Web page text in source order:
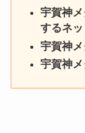
宇賀神
するネ
宇賀神
宇賀神